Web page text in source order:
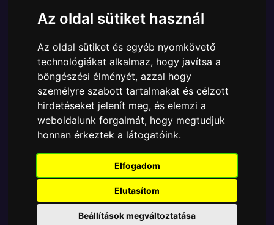
Az oldal sütiket használ
Az oldal sütiket és egyéb nyomkövető
technológiákat alkalmaz, hogy javítsa a
böngészési élményét, azzal hogy
személyre szabott tartalmakat és célzott
hirdetéseket jelenít meg, és elemzi a
weboldalunk forgalmát, hogy megtudjuk
honnan érkeztek a látogatóink.
Elfogadom
Elutasítom
Beállítások megváltoztatása
A Funko POP - Movies egyik népszerű terméke a
Deckard figura, amely ablakos csomagolásban azaz -
POP In a Box - várja új gazdáját.
A termék sajnos nem elérhető, nézd meg
MÁSOK MIT VESZNEK
Tetszik? Osszd meg másokkal!